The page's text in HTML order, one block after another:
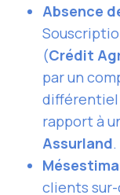
Absence
(Crédit
par un
différentiel
rapport à
Assurland.
clients